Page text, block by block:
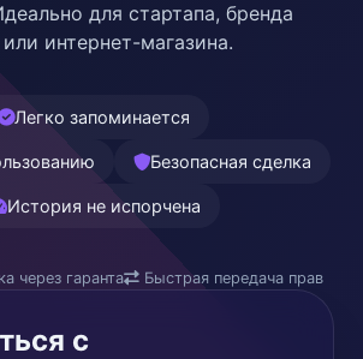
для стартапа, бренда
интернет-магазина.
Легко запоминается
Безопасная сделка
История не испорчена
через гаранта Быстрая передача прав
с